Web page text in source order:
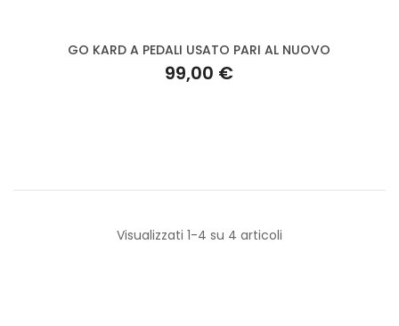
GO KARD A PEDALI USATO PARI AL NUOVO
99,00 €
Visualizzati 1-4 su 4 articoli